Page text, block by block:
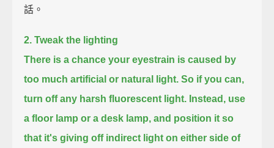
話。
2. Tweak the lighting
There is a chance your eyestrain is caused by
too much artificial or natural light. So if you can,
turn off any harsh fluorescent light. Instead, use
a floor lamp or a desk lamp, and position it so
that it's giving off indirect light on either side of